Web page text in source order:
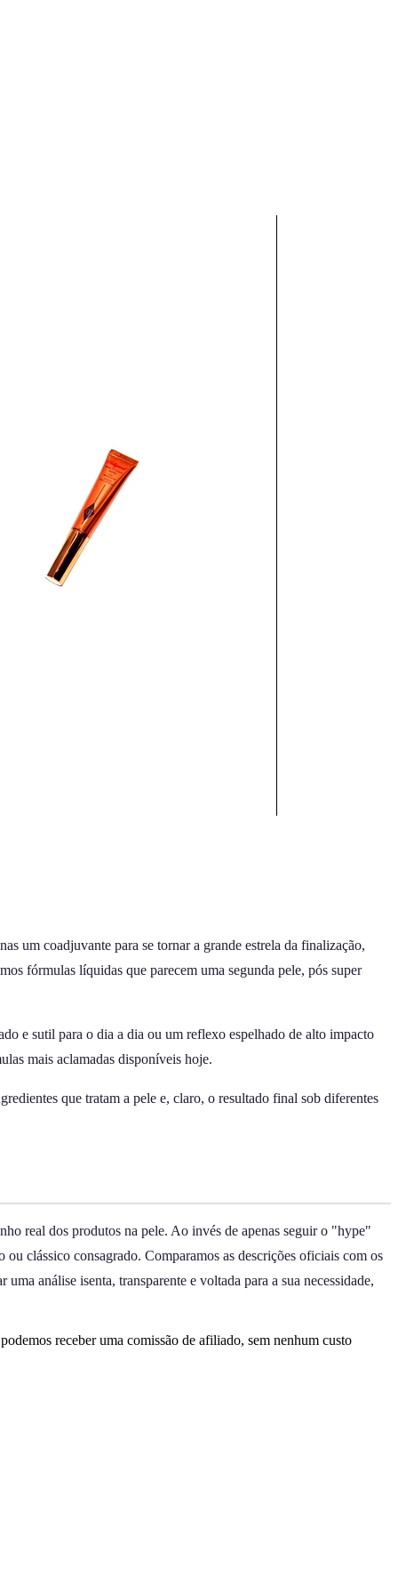
um coadjuvante para se tornar a grande estrela da finalização,
fórmulas líquidas que parecem uma segunda pele, pós super
e sutil para o dia a dia ou um reflexo espelhado de alto impacto
mais aclamadas disponíveis hoje.
que tratam a pele e, claro, o resultado final sob diferentes
real dos produtos na pele. Ao invés de apenas seguir o "hype"
ou clássico consagrado. Comparamos as descrições oficiais com os
análise isenta, transparente e voltada para a sua necessidade,
receber uma comissão de afiliado, sem nenhum custo